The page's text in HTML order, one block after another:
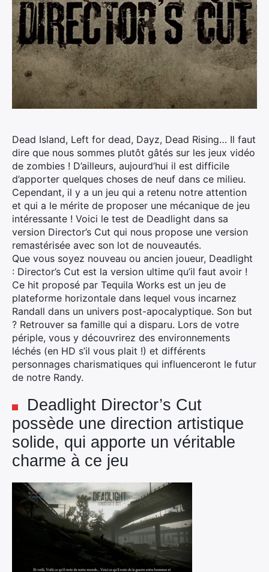
Dead Island, Left for dead, Dayz, Dead Rising… Il faut
dire que nous sommes plutôt gâtés sur les jeux vidéo
de zombies ! D’ailleurs, aujourd’hui il est difficile
d’apporter quelques choses de neuf dans ce milieu.
Cependant, il y a un jeu qui a retenu notre attention
et qui a le mérite de proposer une mécanique de jeu
intéressante ! Voici le test de Deadlight dans sa
version Director’s Cut qui nous propose une version
remastérisée avec son lot de nouveautés.
Que vous soyez nouveau ou ancien joueur, Deadlight
: Director’s Cut est la version ultime qu’il faut avoir !
Ce hit proposé par Tequila Works est un jeu de
plateforme horizontale dans lequel vous incarnez
Randall dans un univers post-apocalyptique. Son but
? Retrouver sa famille qui a disparu. Lors de votre
périple, vous y découvrirez des environnements
léchés (en HD s’il vous plait !) et différents
personnages charismatiques qui influenceront le futur
de notre Randy.
Deadlight Director’s Cut
possède une direction artistique
solide, qui apporte un véritable
charme à ce jeu